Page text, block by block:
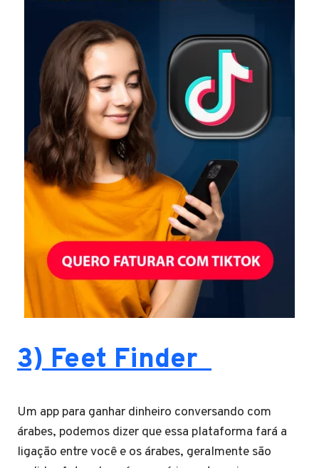
3) Feet Finder
Um app para ganhar dinheiro conversando com
árabes, podemos dizer que essa plataforma fará a
ligação entre você e os árabes, geralmente são